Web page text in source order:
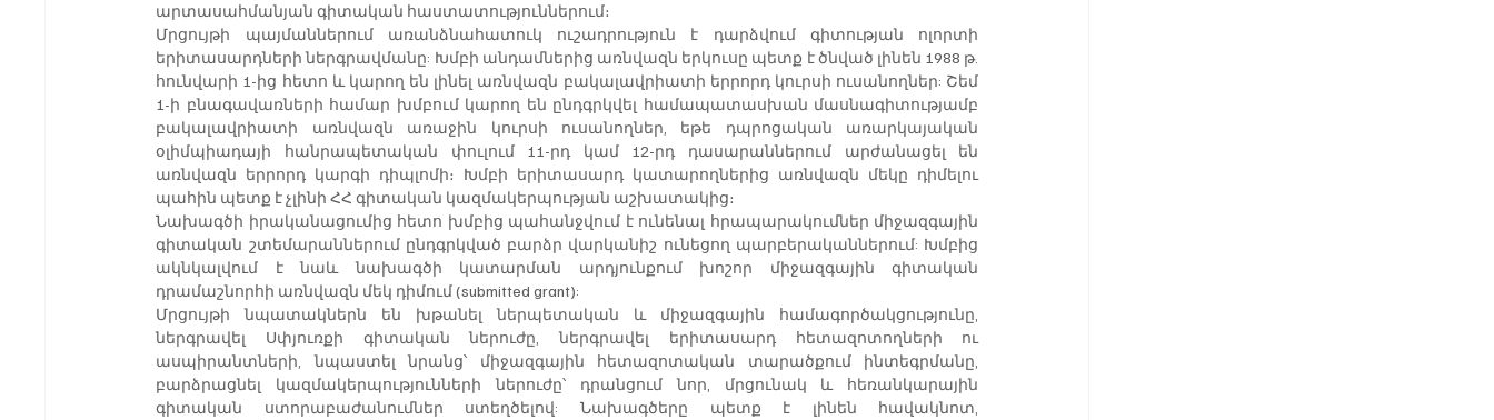
արտասահմանյան գիտական հաստատություններում։
Մրցույթի պայմաններում առանձնահատուկ ուշադրություն է դարձվում գիտության ոլորտի
երիտասարդների ներգրավմանը: Խմբի անդամներից առնվազն երկուսը պետք է ծնված լինեն 1988 թ.
հունվարի 1-ից հետո և կարող են լինել առնվազն բակալավրիատի երրորդ կուրսի ուսանողներ: Շեմ
1-ի բնագավառների համար խմբում կարող են ընդգրկվել համապատասխան մասնագիտությամբ
բակալավրիատի առնվազն առաջին կուրսի ուսանողներ, եթե դպրոցական առարկայական
օլիմպիադայի հանրապետական փուլում 11-րդ կամ 12-րդ դասարաններում արժանացել են
առնվազն երրորդ կարգի դիպլոմի։ Խմբի երիտասարդ կատարողներից առնվազն մեկը դիմելու
պահին պետք է չլինի ՀՀ գիտական կազմակերպության աշխատակից։
Նախագծի իրականացումից հետո խմբից պահանջվում է ունենալ հրապարակումներ միջազգային
գիտական շտեմարաններում ընդգրկված բարձր վարկանիշ ունեցող պարբերականներում: Խմբից
ակնկալվում է նաև նախագծի կատարման արդյունքում խոշոր միջազգային գիտական
դրամաշնորհի առնվազն մեկ դիմում (submitted grant):
Մրցույթի նպատակներն են խթանել ներպետական և միջազգային համագործակցությունը,
ներգրավել Սփյուռքի գիտական ներուժը, ներգրավել երիտասարդ հետազոտողների ու
ասպիրանտների, նպաստել նրանց՝ միջազգային հետազոտական տարածքում ինտեգրմանը,
բարձրացնել կազմակերպությունների ներուժը՝ դրանցում նոր, մրցունակ և հեռանկարային
գիտական ստորաբաժանումներ ստեղծելով: Նախագծերը պետք է լինեն հավակնոտ,